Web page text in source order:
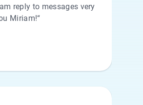
reply to messages very
Miriam!“